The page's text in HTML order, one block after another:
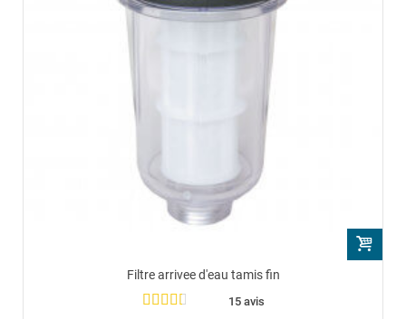
Filtre arrivee d'eau tamis fin
15 avis